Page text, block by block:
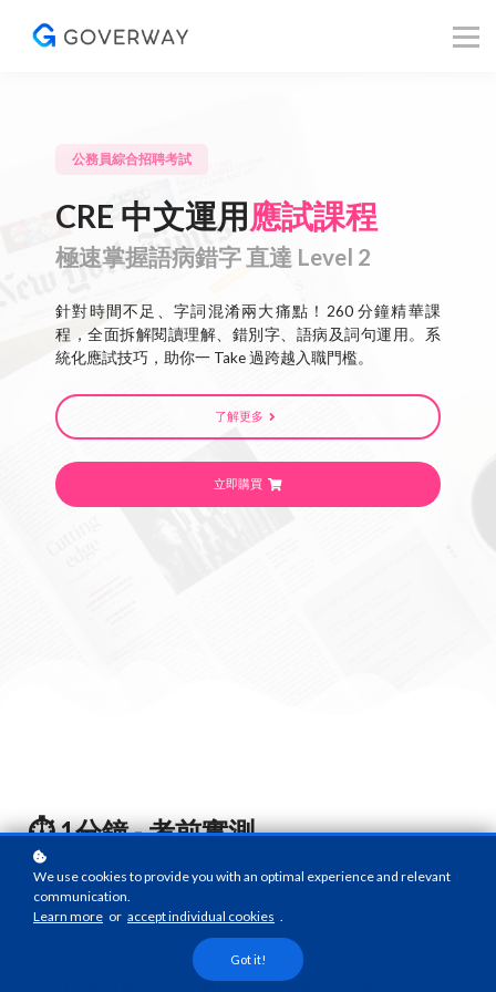
公務員綜合招聘考試
CRE 中文運用 應試課程
極速掌握語病錯字 直達 Level 2
針對時間不足、字詞混淆兩大痛點！260 分鐘精華課
程，全面拆解閱讀理解、錯別字、語病及詞句運用。系
統化應試技巧，助你一 Take 過跨越入職門檻。
了解更多
立即購買
⏱️ 1分鐘 - 考前實測
「日常語感」往往是最大干擾！試測你能否一眼看穿 CRE 中文卷
的語病陷阱？
We use cookies to provide you with an optimal experience and relevant
communication.
Learn more or accept individual cookies .
Got it!